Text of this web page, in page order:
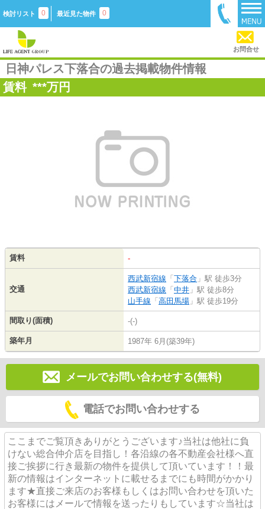
検討リスト 0 最近見た物件 0
お問合せ
日神パレス下落合の過去掲載物件情報
賃料 ***万円
賃料 -
交通
西武新宿線 「 下落合 」駅 徒歩3分
西武新宿線 「 中井 」駅 徒歩8分
山手線 「 高田馬場 」駅 徒歩19分
間取り(面積) -(-)
築年月 1987年 6月(築39年)
メールでお問い合わせする(無料)
電話でお問い合わせする
ここまでご覧頂きありがとうございます♪当社は他社に負
けない総合仲介店を目指し！各沿線の各不動産会社様へ直
接ご挨拶に行き最新の物件を提供して頂いています！！最
新の情報はインターネットに載せるまでにも時間がかかり
ます★直接ご来店のお客様もしくはお問い合わせを頂いた
お客様にはメールで情報を送ったりもしています☆当社は